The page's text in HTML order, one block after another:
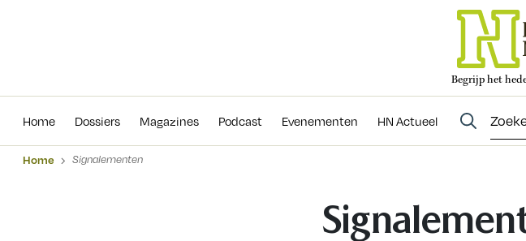
Begrijp het
Home Dossiers Magazines Podcast Evenementen HN Actueel
Evenementen
Home Signalementen